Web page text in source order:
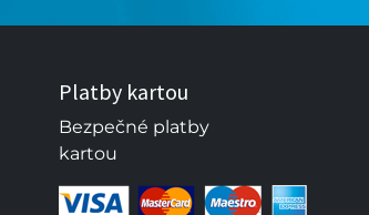
Platby kartou
Bezpečné platby
kartou